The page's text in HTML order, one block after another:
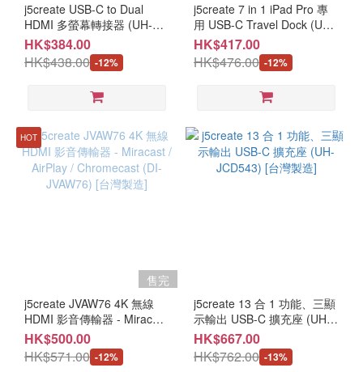
j5create USB-C to Dual
HDMI 多螢幕轉接器 (UH-
JCA365) [台灣製造]
HK$384.00
HK$438.00 -12%
j5create 7 in 1 iPad Pro 專
用 USB-C Travel Dock (UH-
JCD612) [台灣製造]
HK$417.00
HK$476.00 -12%
HOT
售完
j5create JVAW76 4K 無線
HDMI 影音傳輸器 - Miracast
/ AirPlay / Chromecast (DI-
JVAW76) [台灣製造]
HK$500.00
HK$571.00 -12%
j5create 13 合 1 功能、三顯
示輸出 USB-C 擴充座 (UH-
JCD543) [台灣製造]
HK$667.00
HK$762.00 -13%